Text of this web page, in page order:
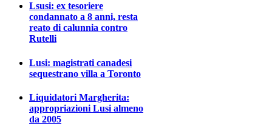
Lsusi: ex tesoriere
condannato a 8 anni, resta
reato di calunnia contro
Rutelli
Lusi: magistrati canadesi
sequestrano villa a Toronto
Liquidatori Margherita:
appropriazioni Lusi almeno
da 2005